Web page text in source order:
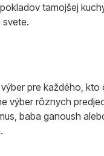
tamojšej
pre každého,
výber rôznych
baba ganoush